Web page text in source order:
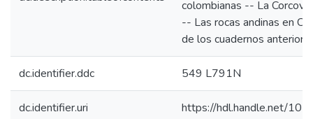
colombianas -- La
-- Las rocas andinas en
de los cuadernos
dc.identifier.ddc 549 L791N
dc.identifier.uri https://hdl.handle.net/